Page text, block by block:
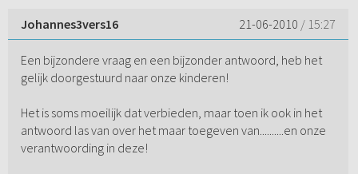
Johannes3vers16 21-06-2010 / 15:27
Een bijzondere vraag en een bijzonder antwoord, heb het
gelijk doorgestuurd naar onze kinderen!
Het is soms moeilijk dat verbieden, maar toen ik ook in het
antwoord las van over het maar toegeven van..........en onze
verantwoording in deze!